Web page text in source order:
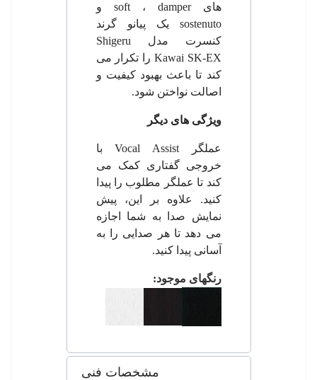
هایdamper ،soft
و
sostenuto
یک پیانو گرند
کنسرت مدل Shigeru
Kawai SK-EX را تکرار می
کند تا باعث بهبود کیفیت و
اصالت نواختن شود.
ویژگی های دیگر
عملگرVocal Assist
با
خروجی گفتاری کمک می
کند تا عملگر مطلوب را پیدا
کنید. علاوه بر این، پیش
نمایش صدا به شما اجازه
می دهد تا هر صدایی را به
آسانی پیدا کنید.
رنگهای موجود:
مشخصات فنی